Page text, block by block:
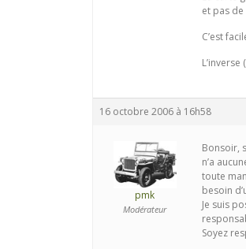
et pas
C’est
16 octobre 2006 à 16h58
pmk
Modérateur
Bonsoir,
n’a
toute
besoin
Je suis
Soyez